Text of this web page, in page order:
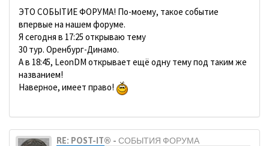
ЭТО СОБЫТИЕ ФОРУМА! По-моему, такое событие
впервые на нашем форуме.
Я сегодня в 17:25 открываю тему
30 тур. Оренбург-Динамо.
А в 18:45, LeonDM открывает ещё одну тему под таким же
названием!
Наверное, имеет право!
RE: POST-IT® - СОБЫТИЯ ФОРУМА